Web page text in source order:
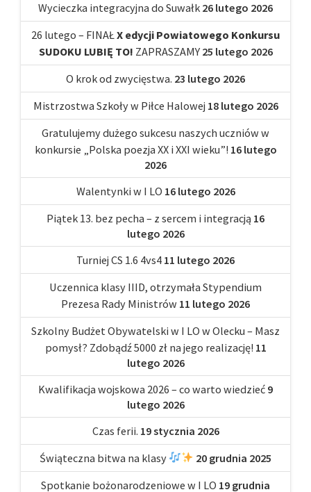
Wycieczka integracyjna do Suwałk 26 lutego 2026
26 lutego – FINAŁ X edycji Powiatowego Konkursu
SUDOKU LUBIĘ TO! ZAPRASZAMY 25 lutego 2026
O krok od zwycięstwa. 23 lutego 2026
Mistrzostwa Szkoły w Piłce Halowej 18 lutego 2026
Gratulujemy dużego sukcesu naszych uczniów w
konkursie „Polska poezja XX i XXI wieku”! 16 lutego
2026
Walentynki w I LO 16 lutego 2026
Piątek 13. bez pecha – z sercem i integracją 16
lutego 2026
Turniej CS 1.6 4vs4 11 lutego 2026
Uczennica klasy IIID, otrzymała Stypendium
Prezesa Rady Ministrów 11 lutego 2026
Szkolny Budżet Obywatelski w I LO w Olecku – Masz
pomysł? Zdobądź 5000 zł na jego realizację! 11
lutego 2026
Kwalifikacja wojskowa 2026 – co warto wiedzieć 9
lutego 2026
Czas ferii. 19 stycznia 2026
Świąteczna bitwa na klasy
20 grudnia 2025
Spotkanie bożonarodzeniowe w I LO 19 grudnia